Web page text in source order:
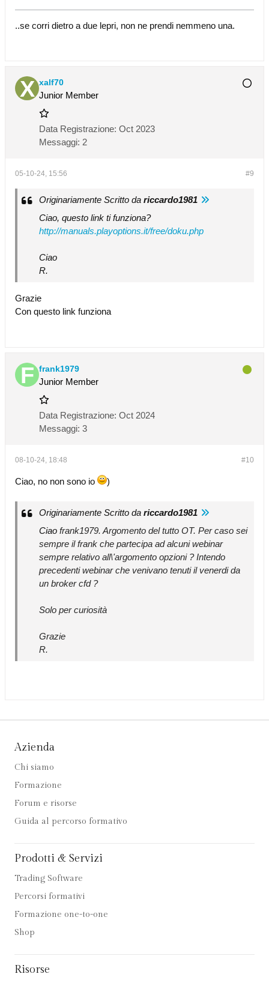
..se corri dietro a due lepri, non ne prendi nemmeno una.
xalf70
Junior Member
Data Registrazione: Oct 2023
Messaggi: 2
#9
05-10-24, 15:56
Originariamente Scritto da riccardo1981
Ciao, questo link ti funziona?
http://manuals.playoptions.it/free/doku.php
Ciao
R.
Grazie
Con questo link funziona
frank1979
Junior Member
Data Registrazione: Oct 2024
Messaggi: 3
#10
08-10-24, 18:48
Ciao, no non sono io )
Originariamente Scritto da riccardo1981
Ciao frank1979. Argomento del tutto OT. Per caso sei
sempre il frank che partecipa ad alcuni webinar
sempre relativo all\'argomento opzioni ? Intendo
precedenti webinar che venivano tenuti il venerdi da
un broker cfd ?
Solo per curiosità
Grazie
R.
Azienda
Chi siamo
Formazione
Forum e risorse
Guida al percorso formativo
Prodotti & Servizi
Trading Software
Percorsi formativi
Formazione one-to-one
Shop
Risorse